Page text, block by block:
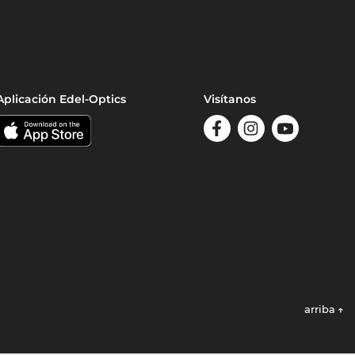
Edel-Optics Visítanos
arriba